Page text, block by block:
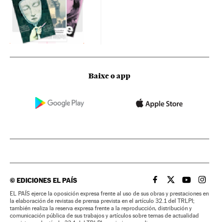
Baixe o app
©EDICIONES EL PAÍS EL PAÍS BRASIL EN
EL PAÍSEL PAÍS
EL
EL PAÍS ejerce la oposición expresa frente al uso de sus obras y prestaciones en
la elaboración de revistas de prensa prevista en el artículo 32.1 del TRLPI;
también realiza la reserva expresa frente a la reproducción, distribución y
comunicación pública de sus trabajos y artículos sobre temas de actualidad